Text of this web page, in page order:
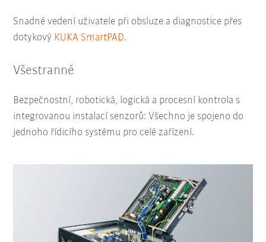
Snadné vedení uživatele při obsluze a diagnostice přes
dotykový KUKA SmartPAD.
Všestranné
Bezpečnostní, robotická, logická a procesní kontrola s
integrovanou instalací senzorů: Všechno je spojeno do
jednoho řídicího systému pro celé zařízení.